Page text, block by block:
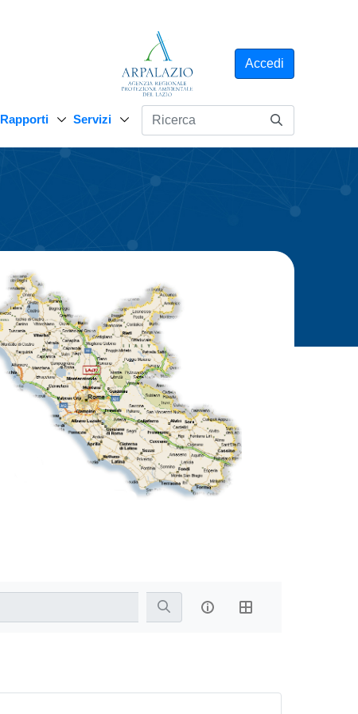
Accedi
Rapporti Servizi